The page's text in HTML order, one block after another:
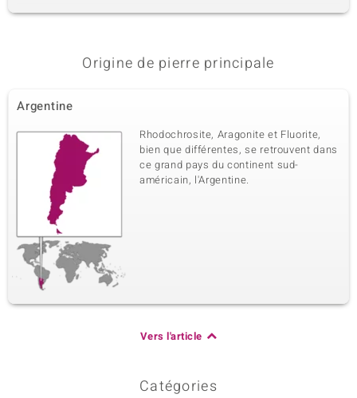
Dénomination exacte Taille
versch. mm
Perle fantaisie, facettée
Origine de pierre principale
Argentine
Rhodochrosite, Aragonite et Fluorite,
bien que différentes, se retrouvent dans
ce grand pays du continent sud-
américain, l'Argentine.
Vers l'article
Catégories